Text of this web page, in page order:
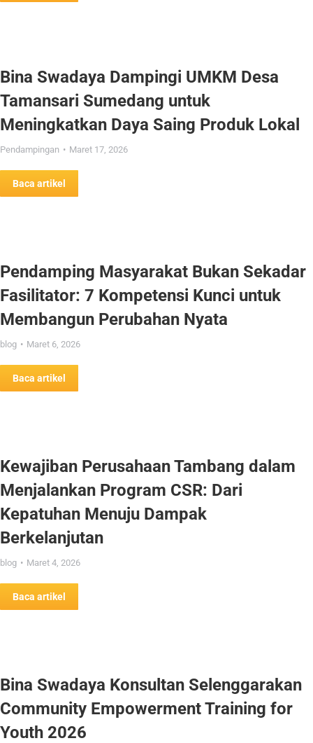
Bina Swadaya Dampingi UMKM Desa
Tamansari Sumedang untuk
Meningkatkan Daya Saing Produk Lokal
Pendampingan Maret 17, 2026
Baca artikel
Pendamping Masyarakat Bukan Sekadar
Fasilitator: 7 Kompetensi Kunci untuk
Membangun Perubahan Nyata
blog Maret 6, 2026
Baca artikel
Kewajiban Perusahaan Tambang dalam
Menjalankan Program CSR: Dari
Kepatuhan Menuju Dampak
Berkelanjutan
blog Maret 4, 2026
Baca artikel
Bina Swadaya Konsultan Selenggarakan
Community Empowerment Training for
Youth 2026